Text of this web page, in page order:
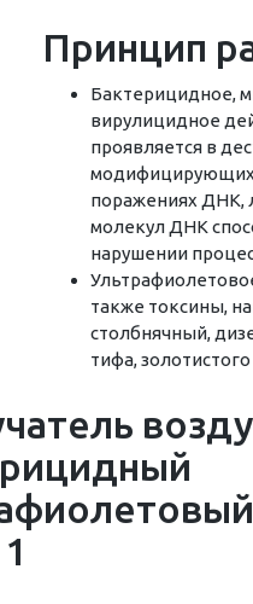
Принцип
Бактерицидное,
вирулицидное
проявляется в
модифицирующих
поражениях ДНК,
молекул ДНК
нарушении
также токсины,
столбнячный,
тифа,